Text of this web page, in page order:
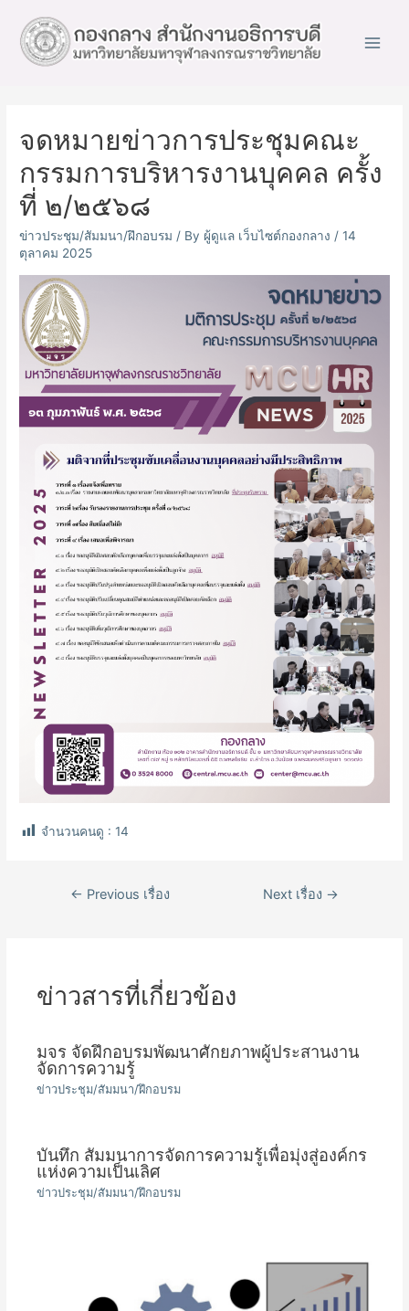
จดหมายข่าวการประชุมคณะ
กรรมการบริหารงานบุคคล ครั้ง
ที่ ๒/๒๕๖๘
ข่าวประชุม/สัมมนา/ฝึกอบรม / By ผู้ดูแล เว็บไซต์กองกลาง /14
ตุลาคม 2025
จำนวนคนดู : 14
← Previous เรื่อง Next เรื่อง →
ข่าวสารที่เกี่ยวข้อง
มจร จัดฝึกอบรมพัฒนาศักยภาพผู้ประสานงาน
จัดการความรู้
ข่าวประชุม/สัมมนา/ฝึกอบรม
บันทึก สัมมนาการจัดการความรู้เพื่อมุ่งสู่องค์กร
แห่งความเป็นเลิศ
ข่าวประชุม/สัมมนา/ฝึกอบรม